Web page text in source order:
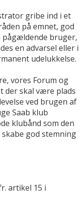
gribe ind i et
på emnet, god
pågældende bruger,
en advarsel eller i
udelukkelse.
vores Forum og
der skal være plads
ved brugen af
Saab klub
klubånd som den
god stemning
artikel 15 i